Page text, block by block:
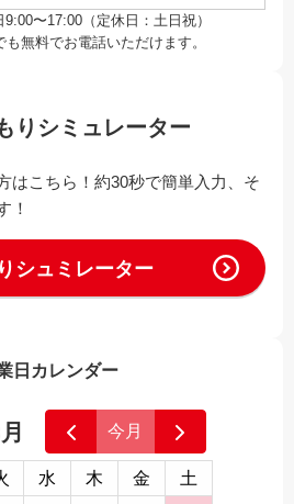
9:00〜17:00（定休日：土日祝）
無料でお電話いただけます。
りシミュレーター
はこちら！約30秒で簡単入力、そ
！
シュミレーター
日カレンダー
今月
水 木 金
土